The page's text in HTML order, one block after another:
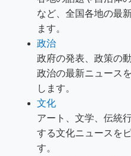
など、全国各地の最
ます。
政治
政府の発表、政策の
政治の最新ニュース
します。
文化
アート、文学、伝統
する文化ニュースを
す。